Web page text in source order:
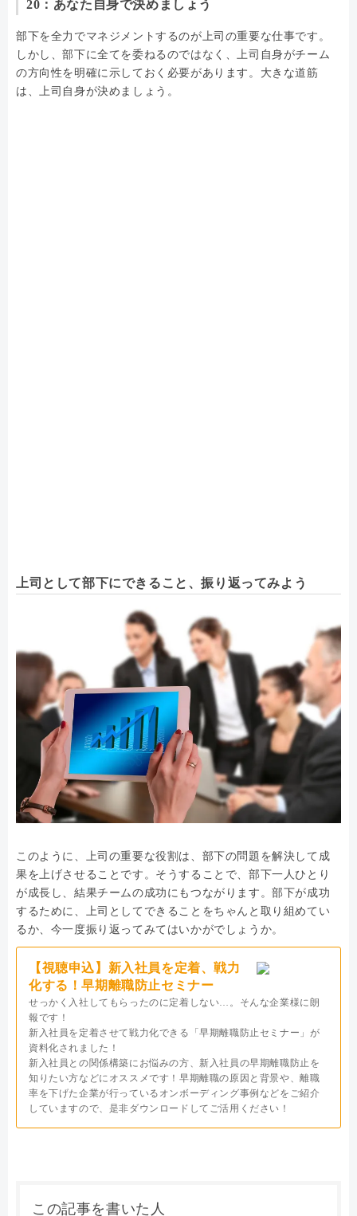
20：あなた自身で決めましょう
部下を全力でマネジメントするのが上司の重要な仕事です。
しかし、部下に全てを委ねるのではなく、上司自身がチーム
の方向性を明確に示しておく必要があります。大きな道筋
は、上司自身が決めましょう。
上司として部下にできること、振り返ってみよう
このように、上司の重要な役割は、部下の問題を解決して成
果を上げさせることです。そうすることで、部下一人ひとり
が成長し、結果チームの成功にもつながります。部下が成功
するために、上司としてできることをちゃんと取り組めてい
るか、今一度振り返ってみてはいかがでしょうか。
【視聴申込】新入社員を定着、戦力
化する！早期離職防止セミナー
せっかく入社してもらったのに定着しない…。そんな企業様に朗
報です！
新入社員を定着させて戦力化できる「早期離職防止セミナー」が
資料化されました！
新入社員との関係構築にお悩みの方、新入社員の早期離職防止を
知りたい方などにオススメです！早期離職の原因と背景や、離職
率を下げた企業が行っているオンボーディング事例などをご紹介
していますので、是非ダウンロードしてご活用ください！
この記事を書いた人